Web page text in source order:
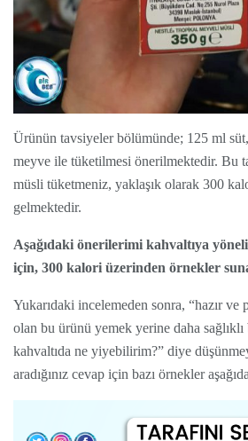
Ürünün tavsiyeler bölümünde; 125 ml
meyve ile tüketilmesi önerilmektedir. Bu
müsli tüketmeniz, yaklaşık olarak 300
gelmektedir.
Aşağıdaki önerilerimi kahvaltıya
için, 300 kalori üzerinden örnekler
Yukarıdaki incelemeden sonra, “hazır ve
olan bu ürünü yemek yerine daha
kahvaltıda ne yiyebilirim?” diye
aradığınız cevap için bazı örnekler